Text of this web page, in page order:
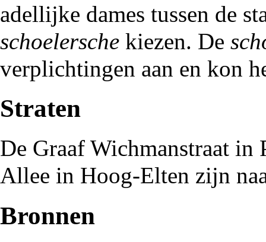
adellijke dames tussen de
schoelersche kiezen. De
verplichtingen aan en kon
Straten
De Graaf Wichmanstraat in
Allee in Hoog-Elten zijn
Bronnen